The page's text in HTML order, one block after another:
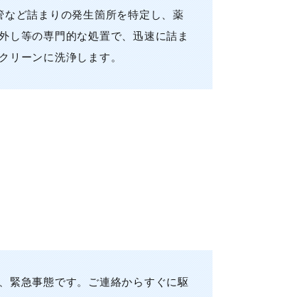
など詰まりの発生箇所を特定し、薬
し等の専門的な処置で、迅速に詰ま
リーンに洗浄します。
緊急事態です。ご連絡からすぐに駆